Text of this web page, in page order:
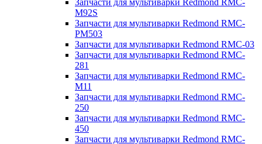
Запчасти для мультиварки Redmond RMC-
M92S
Запчасти для мультиварки Redmond RMC-
PM503
Запчасти для мультиварки Redmond RMC-03
Запчасти для мультиварки Redmond RMC-
281
Запчасти для мультиварки Redmond RMC-
M11
Запчасти для мультиварки Redmond RMC-
250
Запчасти для мультиварки Redmond RMC-
450
Запчасти для мультиварки Redmond RMC-